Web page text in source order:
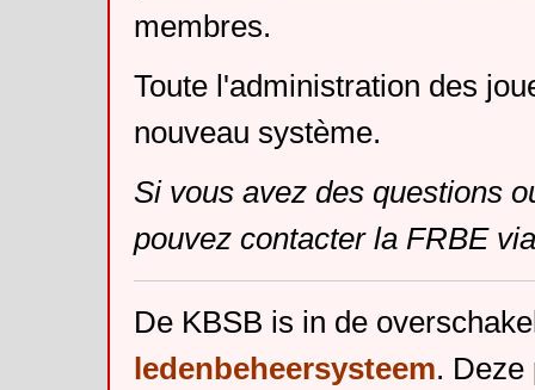
membres.
Toute l'administration des
nouveau système.
Si vous avez des questions
pouvez contacter la FRBE
De KBSB is in de
ledenbeheersysteem. Deze